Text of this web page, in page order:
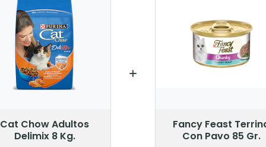
Cat Chow Adultos
Delimix 8 Kg.
Fancy Feast
Con Pavo 85 Gr.